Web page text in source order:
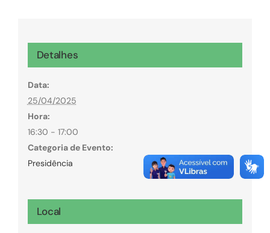
Detalhes
Data:
25/04/2025
Hora:
16:30 - 17:00
Categoria de Evento:
Presidência
Local